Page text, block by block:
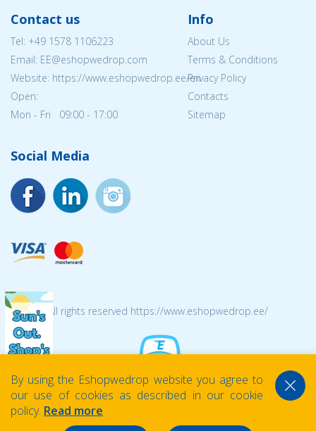
Contact us
Tel: +49 1578 1106223
Email: EE@eshopwedrop.com
Website: https://www.eshopwedrop.ee/en
Open:
Mon - Fri 09:00 - 17:00
Info
About Us
Terms & Conditions
Privacy Policy
Contacts
Sitemap
Social Media
© 2026 All rights reserved https://www.eshopwedrop.ee/
By using the Eshopwedrop website you agree to
our use of cookies as described in our cookie
policy. Read more